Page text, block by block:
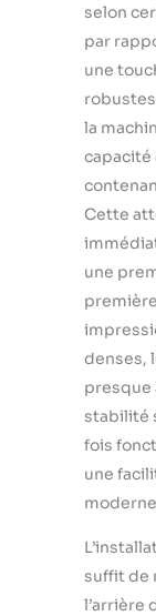
selon
par
une
la
capacité
Cette
une
denses,
presque
stabilité
fois
une
suffit de
l’arrière